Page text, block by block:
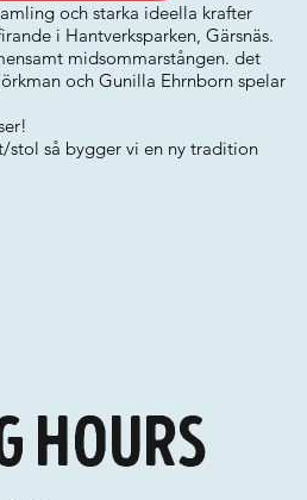
och starka ideella krafter
i Hantverksparken, Gärsnäs.
midsommarstången. det
och Gunilla Ehrnborn spelar
stol så bygger vi en ny tradition
hours